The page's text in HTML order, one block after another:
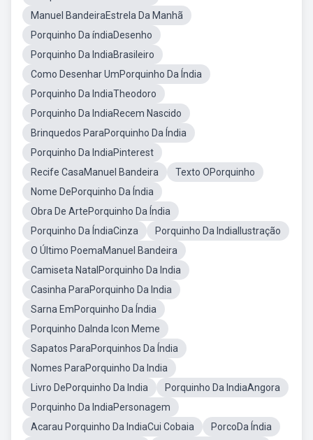
Manuel BandeiraEstrela Da Manhã
Porquinho Da índiaDesenho
Porquinho Da IndiaBrasileiro
Como Desenhar UmPorquinho Da Índia
Porquinho Da IndiaTheodoro
Porquinho Da IndiaRecem Nascido
Brinquedos ParaPorquinho Da Índia
Porquinho Da IndiaPinterest
Recife CasaManuel Bandeira
Texto OPorquinho
Nome DePorquinho Da Índia
Obra De ArtePorquinho Da Índia
Porquinho Da ÍndiaCinza
Porquinho Da IndiaIlustração
O Último PoemaManuel Bandeira
Camiseta NatalPorquinho Da India
Casinha ParaPorquinho Da India
Sarna EmPorquinho Da Índia
Porquinho DaInda Icon Meme
Sapatos ParaPorquinhos Da Índia
Nomes ParaPorquinho Da India
Livro DePorquinho Da India
Porquinho Da IndiaAngora
Porquinho Da IndiaPersonagem
Acarau Porquinho Da IndiaCui Cobaia
PorcoDa Índia